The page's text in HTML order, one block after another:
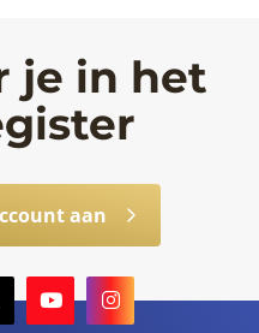
je in het
aan